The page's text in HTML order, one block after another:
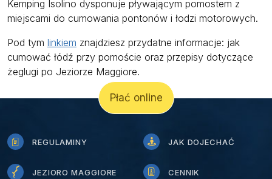
Kemping Isolino dysponuje pływającym pomostem z
miejscami do cumowania pontonów i łodzi motorowych.
Pod tym linkiem znajdziesz przydatne informacje: jak
cumować łódź przy pomoście oraz przepisy dotyczące
żeglugi po Jeziorze Maggiore.
REGULAMINY JAK DOJECHAĆ
JEZIORO MAGGIORE CENNIK
Płać online